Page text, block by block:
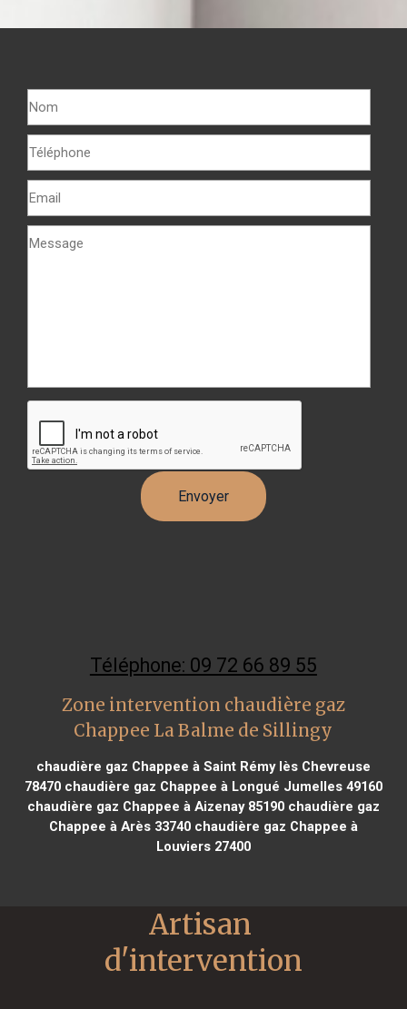
Téléphone: 09 72 66 89 55
Zone intervention chaudière gaz
Chappee La Balme de Sillingy
chaudière gaz Chappee à Saint Rémy lès Chevreuse
78470chaudière gaz Chappee à Longué Jumelles 49160
chaudière gaz Chappee à Aizenay 85190chaudière gaz
Chappee à Arès 33740chaudière gaz Chappee à
Louviers 27400
Artisan
d'intervention